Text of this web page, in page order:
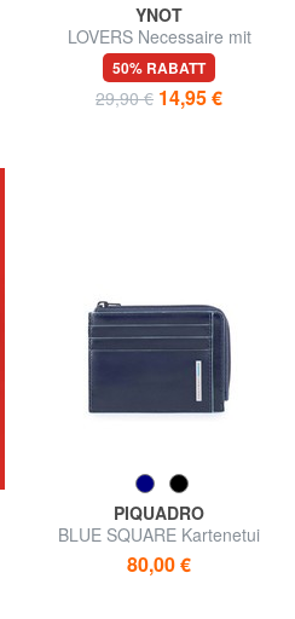
YNOT
LOVERS Necessaire mit
Münzbeutel und Armband
50% RABATT
29,90 € 14,95 €
PIQUADRO
BLUE SQUARE Kartenetui
aus Leder, mit Reißverschluss
80,00 €